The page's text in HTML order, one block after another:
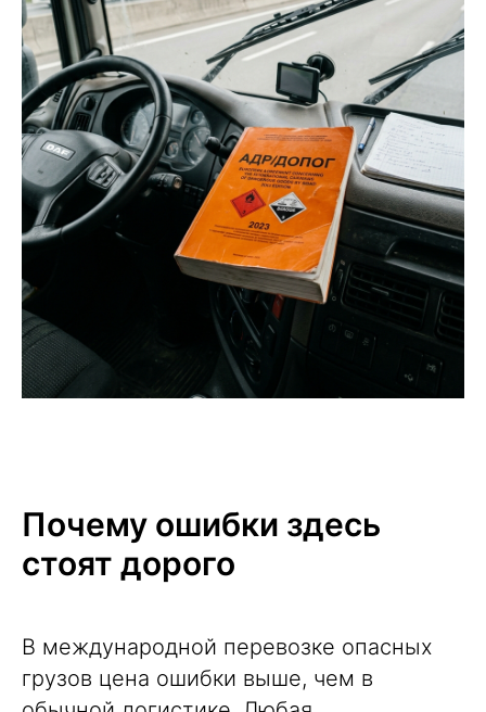
Почему ошибки здесь
стоят дорого
В международной перевозке опасных
грузов цена ошибки выше, чем в